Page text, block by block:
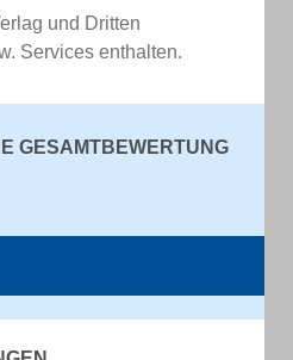
und Dritten
Services enthalten.
GESAMTBEWERTUNG